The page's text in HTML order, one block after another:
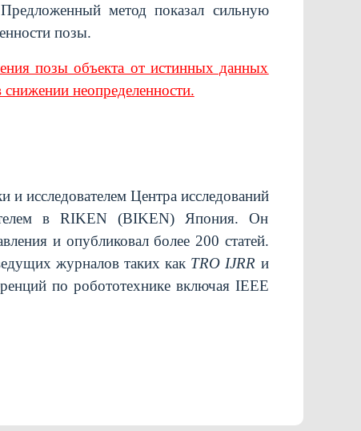
метод показал сильную
позы.
позы объекта от истинных данных
неопределенности.
исследователем Центра исследований
в RIKEN (BIKEN) Япония. Он
и опубликовал более 200 статей.
журналов таких как TRO IJRR и
по робототехнике включая IEEE